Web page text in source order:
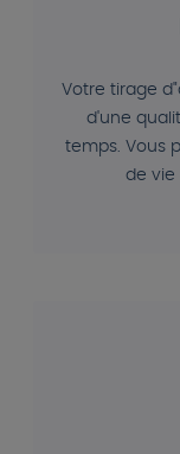
Votre tirage
d'une
temps. Vous
de vie